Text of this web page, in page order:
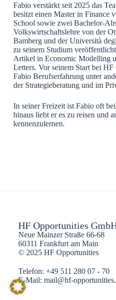
Fabio verstärkt seit 2025 das
besitzt einen Master in Finance
School sowie zwei Bachelor-
Volkswirtschaftslehre von der
Bamberg und der Università
zu seinem Studium
Artikel in Economic Modelling
Letters. Vor seinem Start bei
Fabio Berufserfahrung unter
der Strategieberatung und im
In seiner Freizeit ist Fabio oft
hinaus liebt er es zu reisen und
kennenzulernen.
HF Opportunities
Neue Mainzer Straße 66-68
60311 Frankfurt am Main
© 2025 HF Opportunities
Telefon: +49 511 280 07 - 70
E-Mail: mail@hf-